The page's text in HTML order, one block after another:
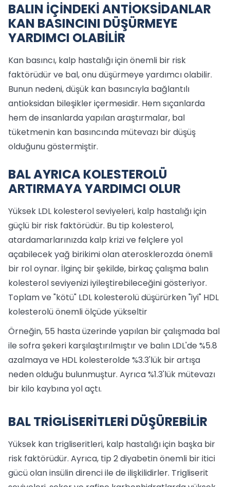
BALIN İÇİNDEKİ ANTİOKSİDANLAR
KAN BASINCINI DÜŞÜRMEYE
YARDIMCI OLABİLİR
Kan basıncı, kalp hastalığı için önemli bir risk
faktörüdür ve bal, onu düşürmeye yardımcı olabilir.
Bunun nedeni, düşük kan basıncıyla bağlantılı
antioksidan bileşikler içermesidir. Hem sıçanlarda
hem de insanlarda yapılan araştırmalar, bal
tüketmenin kan basıncında mütevazı bir düşüş
olduğunu göstermiştir.
BAL AYRICA KOLESTEROLÜ
ARTIRMAYA YARDIMCI OLUR
Yüksek LDL kolesterol seviyeleri, kalp hastalığı için
güçlü bir risk faktörüdür. Bu tip kolesterol,
atardamarlarınızda kalp krizi ve felçlere yol
açabilecek yağ birikimi olan aterosklerozda önemli
bir rol oynar. İlginç bir şekilde, birkaç çalışma balın
kolesterol seviyenizi iyileştirebileceğini gösteriyor.
Toplam ve "kötü" LDL kolesterolü düşürürken "iyi" HDL
kolesterolü önemli ölçüde yükseltir
Örneğin, 55 hasta üzerinde yapılan bir çalışmada bal
ile sofra şekeri karşılaştırılmıştır ve balın LDL'de %5.8
azalmaya ve HDL kolesterolde %3.3'lük bir artışa
neden olduğu bulunmuştur. Ayrıca %1.3'lük mütevazı
bir kilo kaybına yol açtı.
BAL TRİGLİSERİTLERİ DÜŞÜREBİLİR
Yüksek kan trigliseritleri, kalp hastalığı için başka bir
risk faktörüdür. Ayrıca, tip 2 diyabetin önemli bir itici
gücü olan insülin direnci ile de ilişkilidirler. Trigliserit